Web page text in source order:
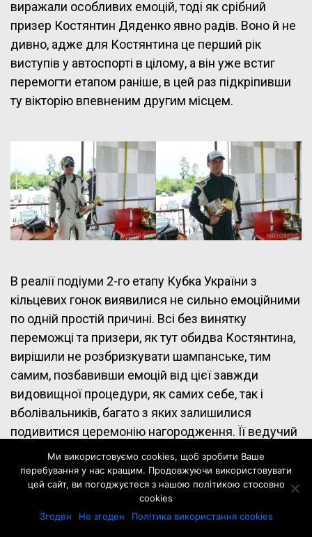
виражали особливих емоцій, тоді як срібний
призер Костянтин Дяденко явно радів. Воно й не
дивно, адже для Костянтина це перший рік
виступів у автоспорті в цілому, а він уже встиг
перемогти етапом раніше, в цей раз підкріпивши
ту вікторію впевненим другим місцем.
В реалії подіуми 2-го етапу Кубка України з
кільцевих гонок виявилися не сильно емоційними
по одній простій причині. Всі без винятку
переможці та призери, як тут обидва Костянтина,
вирішили не розбризкувати шампанське, тим
самим, позбавивши емоцій від цієї завжди
видовищної процедури, як самих себе, так і
вболівальників, багато з яких залишилися
подивитися церемонію нагородження. Її ведучий
Олександр Кулаков навіть «підколов» їх усіх в
дусі – «зажерли шампанське»)))
В реалії ж на те була своя об’єктивна причина –
менш ніж через 24 години більшість з учасників
Ми використовуємо cookies, щоб зробити Ваше
перебування у нас кращим. Продовжуючи використовувати
цей сайт, ви погоджуєтеся з нашою політикою стосовно
cookies
Згоден
Не згоден Політика використання cookies